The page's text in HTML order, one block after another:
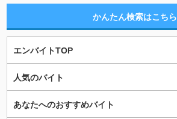
かんたん検索はこちら
エンバイトTOP
人気のバイト
あなたへのおすすめバイト